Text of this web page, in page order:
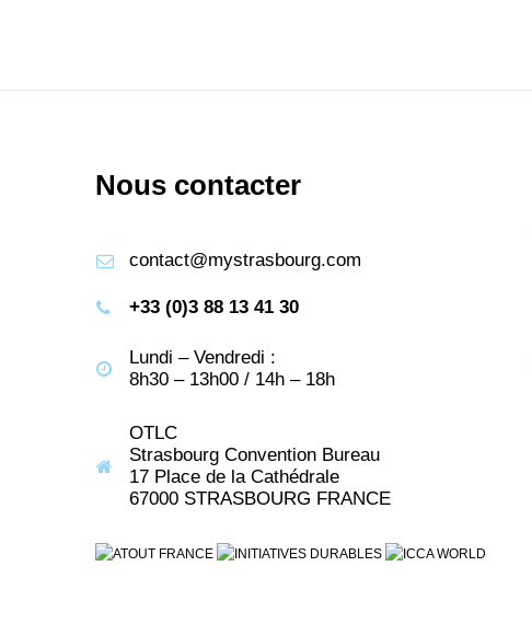
Nous contacter
contact@mystrasbourg.com
+33 (0)3 88 13 41 30
Lundi – Vendredi :
8h30 – 13h00 / 14h – 18h
OTLC
Strasbourg Convention Bureau
17 Place de la Cathédrale
67000 STRASBOURG FRANCE